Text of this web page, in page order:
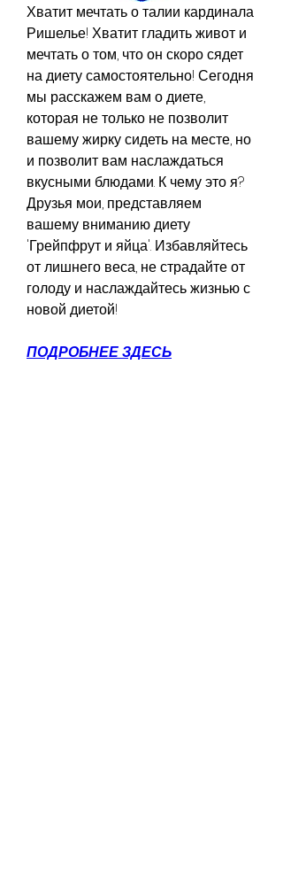
Хватит мечтать о талии кардинала
Ришелье! Хватит гладить живот и
мечтать о том, что он скоро сядет
на диету самостоятельно! Сегодня
мы расскажем вам о диете,
которая не только не позволит
вашему жирку сидеть на месте, но
и позволит вам наслаждаться
вкусными блюдами. К чему это я?
Друзья мои, представляем
вашему вниманию диету
'Грейпфрут и яйца'. Избавляйтесь
от лишнего веса, не страдайте от
голоду и наслаждайтесь жизнью с
новой диетой!
ПОДРОБНЕЕ ЗДЕСЬ